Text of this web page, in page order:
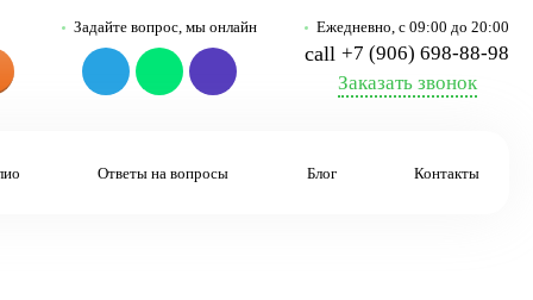
Задайте вопрос, мы онлайн Ежедневно, с 09:00 до 20:00
call +7 (906) 698-88-98
Заказать звонок
Ответы на вопросы Блог Контакты